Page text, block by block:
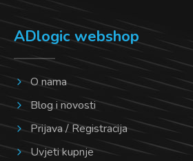
stranici
proizvoda
ADlogic webshop
O nama
Blog i novosti
Prijava / Registracija
Uvjeti kupnje